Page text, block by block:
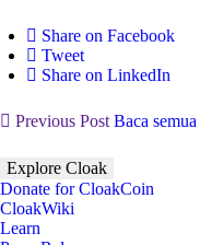
Share on Facebook
Tweet
Share on LinkedIn
Previous Post Baca semua
Explore Cloak
Donate for CloakCoin
CloakWiki
Learn